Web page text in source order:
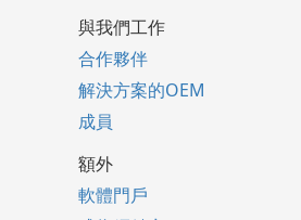
與我們工作
合作夥伴
解決方案的OEM
成員
額外
軟體門戶